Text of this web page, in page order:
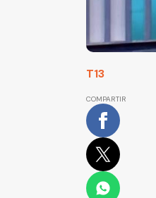
T13
COMPARTIR